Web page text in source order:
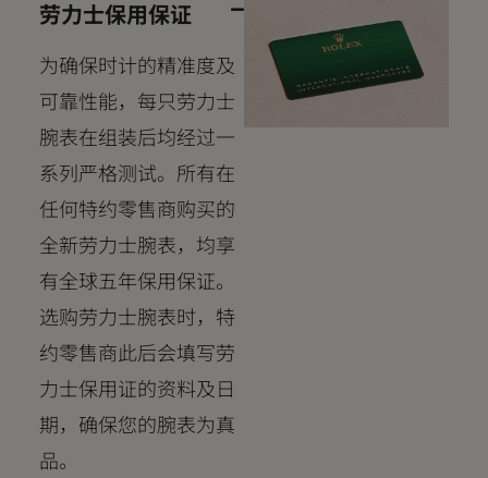
劳力士保用保证
为确保时计的精准度及
可靠性能，每只劳力士
腕表在组装后均经过一
系列严格测试。所有在
任何特约零售商购买的
全新劳力士腕表，均享
有全球五年保用保证。
选购劳力士腕表时，特
约零售商此后会填写劳
力士保用证的资料及日
期，确保您的腕表为真
品。